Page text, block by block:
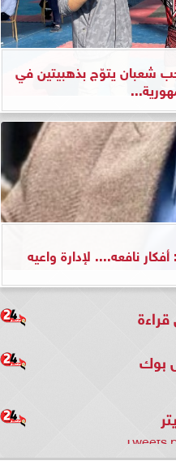
شعبان يتوّج بذهبيتين في
نافعه.... لإدارة واعيه
قراءة
بوك
Tweets